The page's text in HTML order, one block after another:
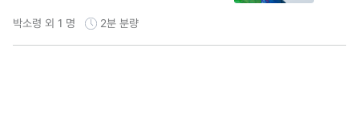
박소령 외 1 명 2분 분량